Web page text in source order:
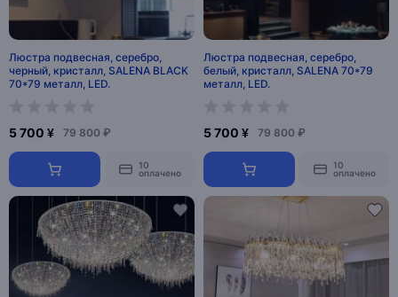
Люстра подвесная, серебро,
черный, кристалл, SALENA BLACK
70*79 металл, LED.
5 700 ¥ 79 800 ₽
10
оплачено
Люстра подвесная, серебро,
белый, кристалл, SALENA 70*79
металл, LED.
5 700 ¥ 79 800 ₽
10
оплачено